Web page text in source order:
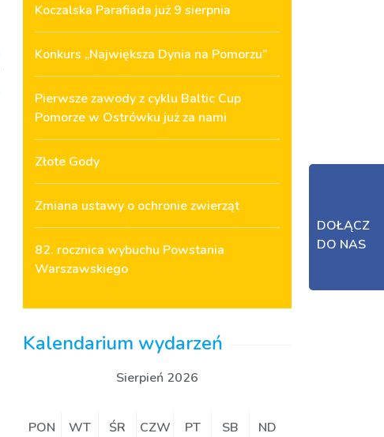
DOŁĄCZ
DO NAS
Koczalska Parafiada już 9 sierpnia
Konkurs „Największa Dynia na Pomorzu”
Pierwsze zawody z cyklu Baltic Cup
Pomorze w Ostrówku już za nami
Złote Gody
Zmiana ustawy o ochronie zwierząt
82. rocznica wybuchu Powstania
Warszawskiego
Kalendarium wydarzeń
Sierpień 2026
PON WT ŚR CZW PT SB
ND